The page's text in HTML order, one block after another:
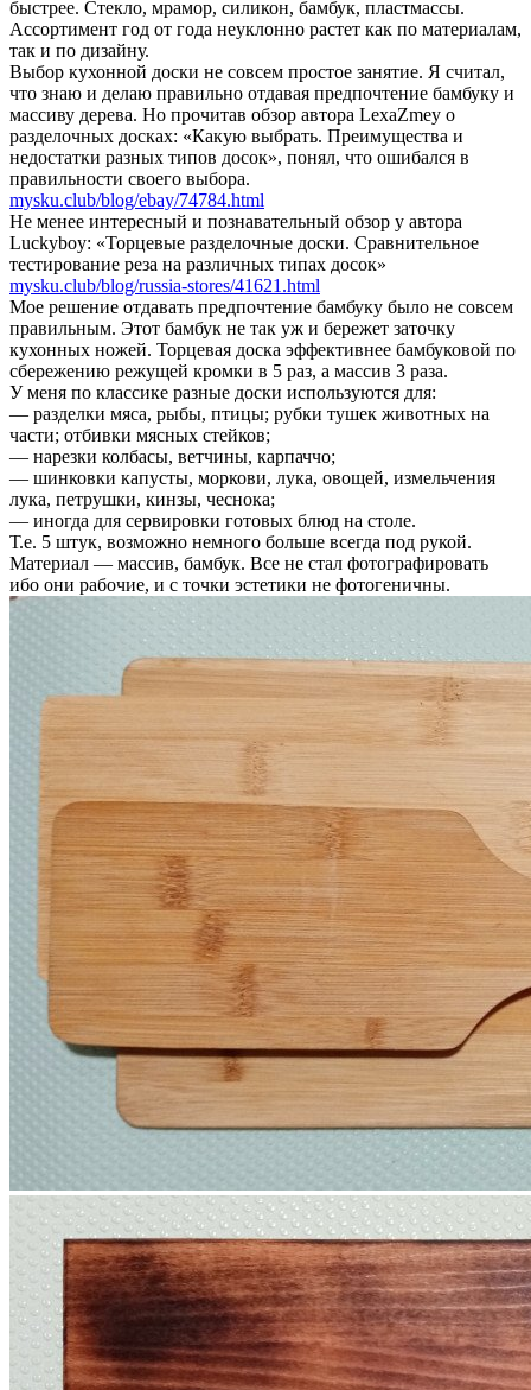
быстрее. Стекло, мрамор, силикон, бамбук, пластмассы.
Ассортимент год от года неуклонно растет как по материалам,
так и по дизайну.
Выбор кухонной доски не совсем простое занятие. Я считал,
что знаю и делаю правильно отдавая предпочтение бамбуку и
массиву дерева. Но прочитав обзор автора LexaZmey о
разделочных досках: «Какую выбрать. Преимущества и
недостатки разных типов досок», понял, что ошибался в
правильности своего выбора.
mysku.club/blog/ebay/74784.html
Не менее интересный и познавательный обзор у автора
Luckyboy: «Торцевые разделочные доски. Сравнительное
тестирование реза на различных типах досок»
mysku.club/blog/russia-stores/41621.html
Мое решение отдавать предпочтение бамбуку было не совсем
правильным. Этот бамбук не так уж и бережет заточку
кухонных ножей. Торцевая доска эффективнее бамбуковой по
сбережению режущей кромки в 5 раз, а массив 3 раза.
У меня по классике разные доски используются для:
— разделки мяса, рыбы, птицы; рубки тушек животных на
части; отбивки мясных стейков;
— нарезки колбасы, ветчины, карпаччо;
— шинковки капусты, моркови, лука, овощей, измельчения
лука, петрушки, кинзы, чеснока;
— иногда для сервировки готовых блюд на столе.
Т.е. 5 штук, возможно немного больше всегда под рукой.
Материал — массив, бамбук. Все не стал фотографировать
ибо они рабочие, и с точки эстетики не фотогеничны.